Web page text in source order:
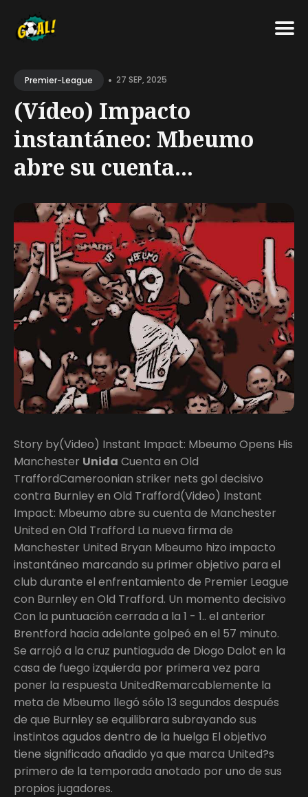
for
Blog
Premier-League • 27 SEP, 2025
(Vídeo) Impacto
instantáneo: Mbeumo
abre su cuenta...
Story by(Video) Instant Impact: Mbeumo Opens His
Manchester Unida Cuenta en Old
TraffordCameroonian striker nets gol decisivo
contra Burnley en Old Trafford(Video) Instant
Impact: Mbeumo abre su cuenta de Manchester
United en Old Trafford La nueva firma de
Manchester United Bryan Mbeumo hizo impacto
instantáneo marcando su primer objetivo para el
club durante el enfrentamiento de Premier League
con Burnley en Old Trafford. Un momento decisivo
Con la puntuación cerrada a la 1 - 1.. el anterior
Brentford hacia adelante golpeó en el 57 minuto.
Se arrojó a la cruz puntiaguda de Diogo Dalot en la
casa de fuego izquierda por primera vez para
poner la respuesta UnitedRemarcablemente la
meta de Mbeumo llegó sólo 13 segundos después
de que Burnley se equilibrara subrayando sus
instintos agudos dentro de la huelga El objetivo
tiene significado añadido ya que marca United?s
primero de la temporada anotado por uno de sus
propios jugadores.